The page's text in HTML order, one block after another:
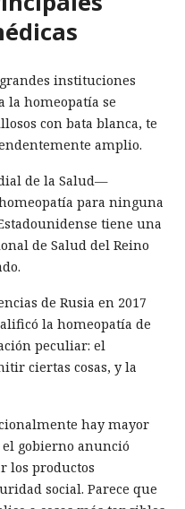
instituciones
la homeopatía se
con bata blanca, te
amplio.
de la Salud—
para ninguna
tiene una
de Salud del Reino
de Rusia en 2017
la homeopatía de
peculiar: el
ciertas cosas, y la
hay mayor
gobierno anunció
los productos
social. Parece que